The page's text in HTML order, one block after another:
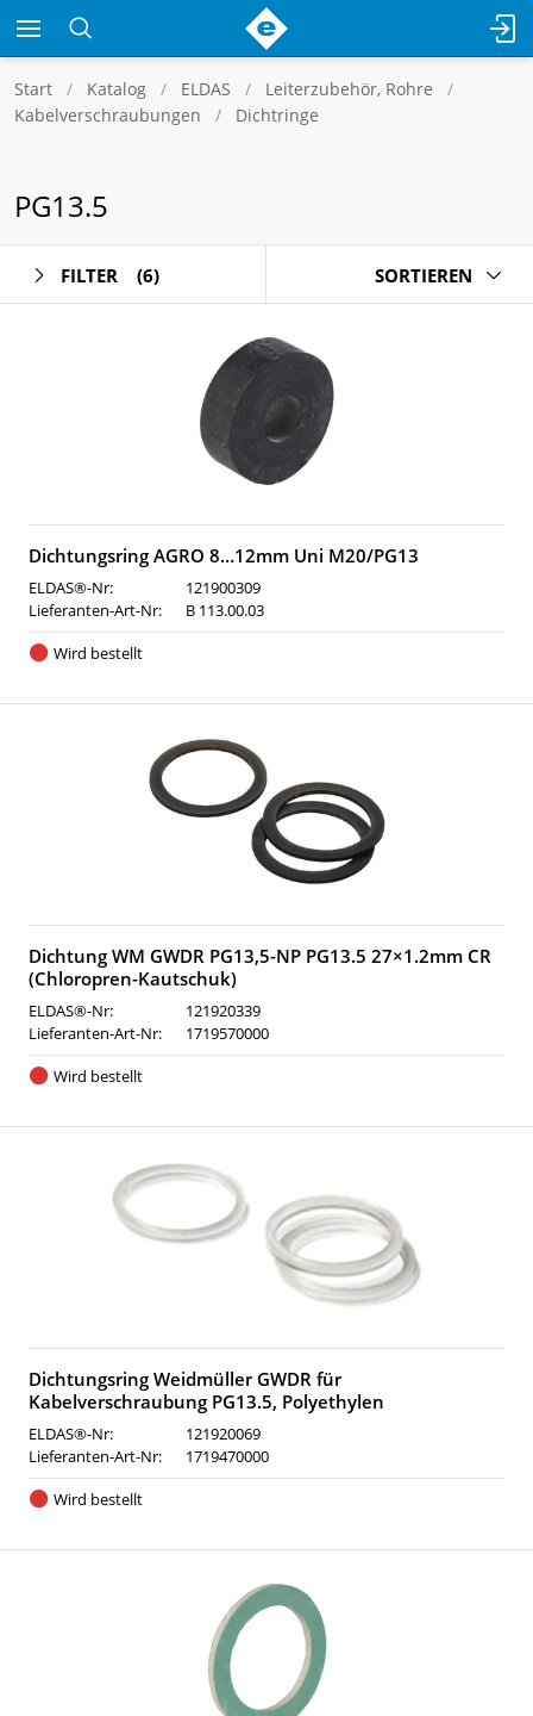
Start Katalog ELDAS
Leiterzubehör, Rohre
Kabelverschraubungen
Dichtringe
PG13.5
FILTER (6) SORTIEREN
Dichtungsring AGRO 8…12mm Uni M20/PG13
ELDAS®-Nr:
121900309
Lieferanten-Art-Nr:
B 113.00.03
Wird bestellt
Dichtung WM GWDR PG13,5-NP PG13.5 27×1.2mm CR
(Chloropren-Kautschuk)
ELDAS®-Nr:
121920339
Lieferanten-Art-Nr:
1719570000
Wird bestellt
Dichtungsring Weidmüller GWDR für
Kabelverschraubung PG13.5, Polyethylen
ELDAS®-Nr:
121920069
Lieferanten-Art-Nr:
1719470000
Wird bestellt